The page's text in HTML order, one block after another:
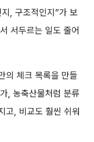
, 구조적인지”가 보
서두르는 일도 줄어
의 체크 목록을 만들
, 농축산물처럼 분류
고, 비교도 훨씬 쉬워